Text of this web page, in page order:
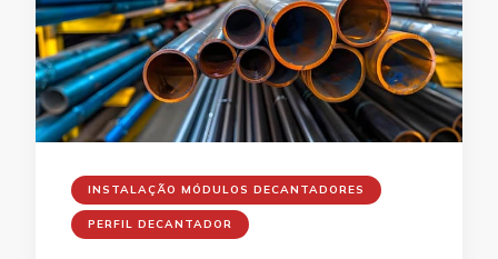
INSTALAÇÃO MÓDULOS DECANTADORES
PERFIL DECANTADOR